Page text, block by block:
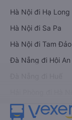
Hà Nội đi Hạ Long
Hà Nội đi Sa Pa
Hà Nội đi Tam Đảo
Đà Nẵng đi Hội An